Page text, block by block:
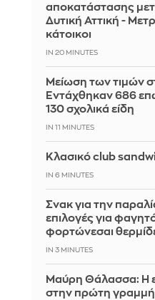
αποκατάστασης
Δυτική Αττική -
κάτοικοι
IN 20 MINUTES
Μείωση των τιμών
Εντάχθηκαν 686
130 σχολικά είδη
IN 11 MINUTES
Κλασικό club
IN 6 MINUTES
Σνακ για την
επιλογές για
φορτώνεσαι
IN 3 MINUTES
Μαύρη Θάλασσα: Η
στην πρώτη